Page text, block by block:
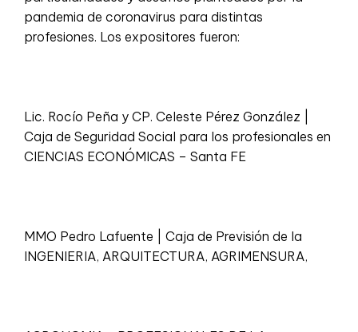
pandemia de coronavirus para distintas
profesiones. Los expositores fueron:
Lic. Rocío Peña y CP. Celeste Pérez González |
Caja de Seguridad Social para los profesionales en
CIENCIAS ECONÓMICAS – Santa FE
MMO Pedro Lafuente | Caja de Previsión de la
INGENIERIA, ARQUITECTURA, AGRIMENSURA,